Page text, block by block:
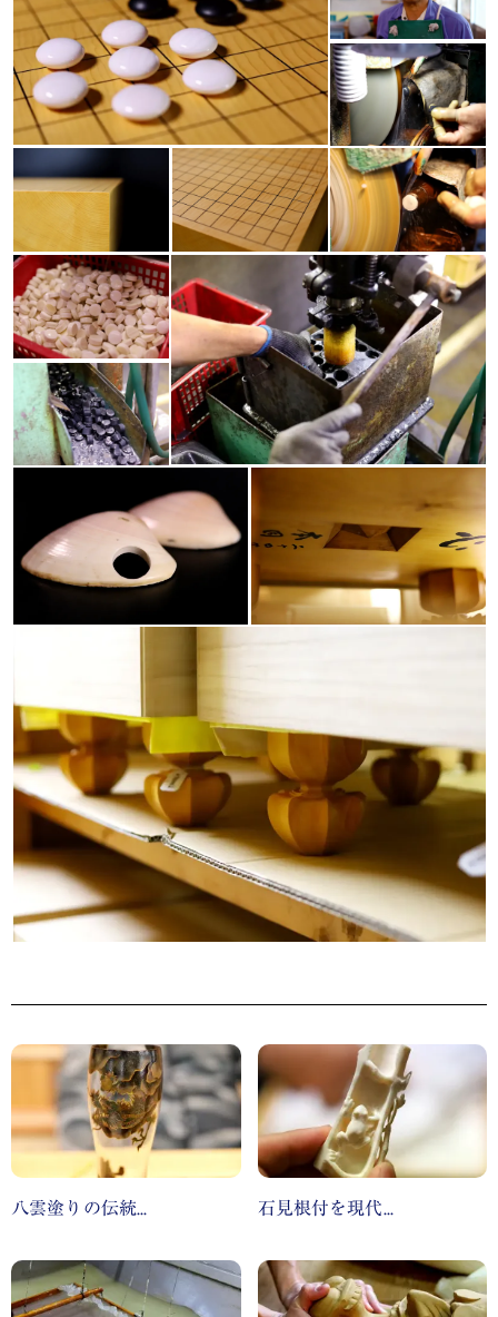
八雲塗りの伝統... 石見根付を現代...